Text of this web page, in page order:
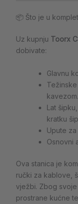
📦 Što je u
Uz kupnju Toorx
dobivate:
Glavnu
kavezom.
Lat
kratku
Upute
Osnovni
Ova stanica je
ručki za kablove,
vježbi. Zbog
prostrane kućne